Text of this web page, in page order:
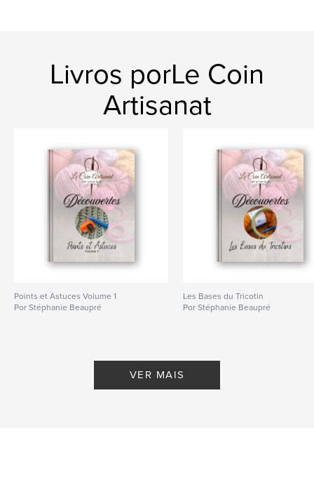
Livros porLe Coin
Artisanat
Points et Astuces Volume 1
Por Stéphanie Beaupré
Les Bases du Tricotin
Por Stéphanie Beaupré
VER MAIS